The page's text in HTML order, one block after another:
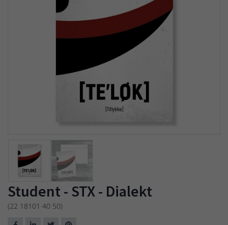
Student - STX - Dialekt
(22 18101 40 50)